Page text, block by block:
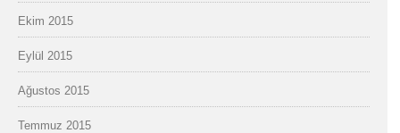
Ekim 2015
Eylül 2015
Ağustos 2015
Temmuz 2015